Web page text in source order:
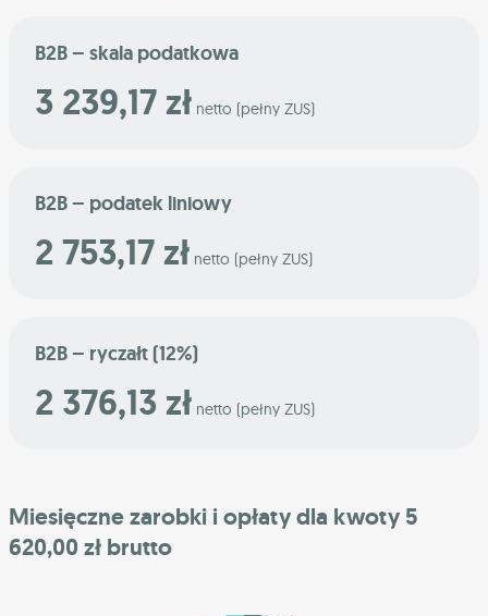
B2B – skala podatkowa
3 239,17 zł netto (pełny ZUS)
B2B – podatek liniowy
2 753,17 zł netto (pełny ZUS)
B2B – ryczałt (12%)
2 376,13 zł netto (pełny ZUS)
Miesięczne zarobki i opłaty dla kwoty 5
620,00 zł brutto